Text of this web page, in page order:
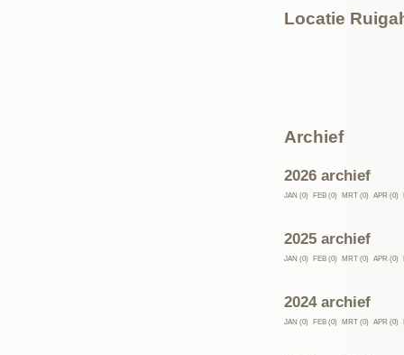
Locatie
Archief
2026 archief
JAN (0) FEB (0) MRT (0) APR (0)
2025 archief
JAN (0) FEB (0) MRT (0) APR (0)
2024 archief
JAN (0) FEB (0) MRT (0) APR (0)